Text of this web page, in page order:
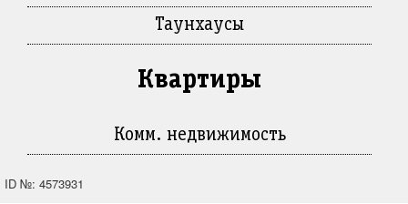
Таунхаусы
Квартиры
Комм. недвижимость
ID №: 4573931